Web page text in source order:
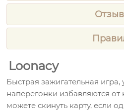
Loonacy
Быстрая зажигательная игра,
наперегонки избавляются от
можете скинуть карту, если